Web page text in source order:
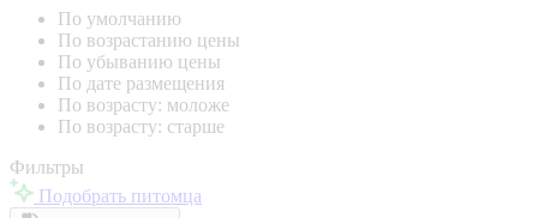
По умолчанию
По возрастанию цены
По убыванию цены
По дате размещения
По возрасту: моложе
По возрасту: старше
Фильтры
Подобрать питомца